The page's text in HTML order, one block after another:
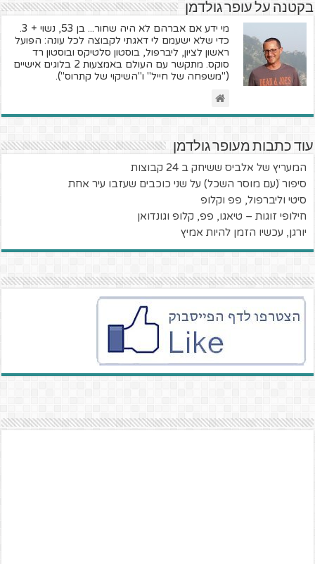
בקטנה על עופר גולדמן
מי ידע אם אברהם לא היה שחור... בן 53, נשוי + 3.
כדי שלא ישעמם לי דאגתי לקבוצה לכל עונה: הפועל
ראשון לציון, ליברפול, בוסטון סלטיקס ובוסטון רד
סוקס. מתקשר עם העולם באמצעות 2 בלוגים אישיים
("משפחה של חייל" ו"השיקוי של קתרוס").
עוד כתבות מעופר גולדמן
המעריץ של אלביס ששיחק ב 24 קבוצות
סיפור ׁ(עם מוסר השכל) על שני כוכבים שעזבו עיר אחת
סיטי וליברפול, פפ וקלופ
חילופי זוגות – טיאגו, פפ, קלופ וגונדואן
יורגן, עכשיו הזמן להיות אמיץ